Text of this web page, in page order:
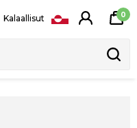
Kalaallisut 0